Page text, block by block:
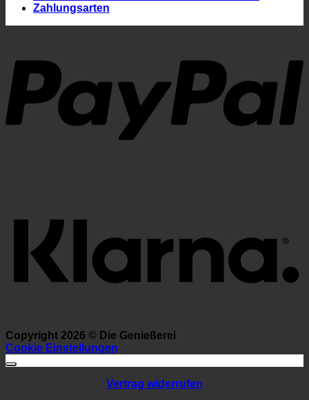
Zahlungsarten
Copyright 2026 © Die Genießerei
Cookie Einstellungen
Vertrag widerrufen